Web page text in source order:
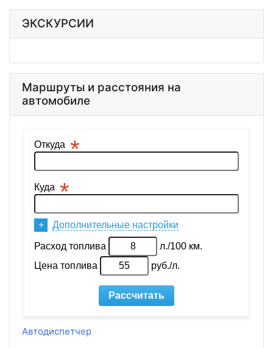
ЭКСКУРСИИ
Маршруты и расстояния на
автомобиле
Автодиспетчер